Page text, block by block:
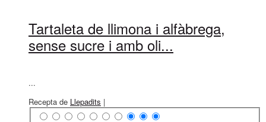
Tartaleta de llimona i alfàbrega,
sense sucre i amb oli...
...
Recepta de Llepadits |